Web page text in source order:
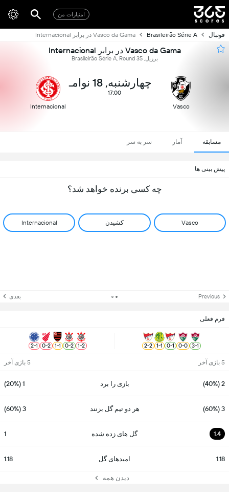
امتیازات من
فوتبال Brasileirão Série A Vasco da Gama در برابر Internacional
Vasco da Gama در برابر Internacional
برزیل, Brasileirão Série A, Round 35
Vasco
چهارشنبه, 18 نوامـ
17:00
Internacional
مسابقه آمار سر به سر
پیش بینی ها
چه کسی برنده خواهد شد؟
Vasco کشیدن Internacional
Previous بعدی
فرم فعلی
1
-
3
0
-
0
1
-
0
1
-
1
2
-
2
2
-
1
2
-
0
1
-
1
2
-
0
1
-
2
5 بازی آخر 5 بازی آخر
2 (40%) بازی را برد 1 (20%)
3 (60%) هر دو تیم گل بزنند 3 (60%)
1.4 گل های زده شده 1
1.18 امیدهای گل 1.18
دیدن همه